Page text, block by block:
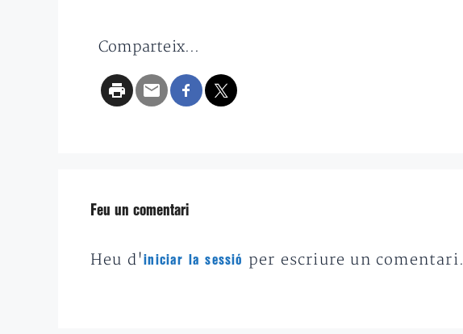
Comparteix...
Feu un comentari
Heu d'iniciar la sessió per escriure un comentari.